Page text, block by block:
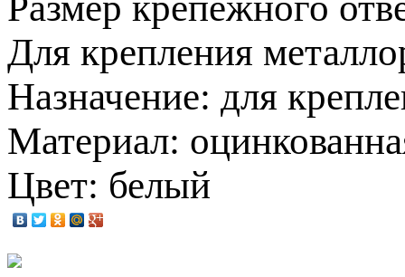
Для крепления
Назначение: для
Материал:
Цвет: белый